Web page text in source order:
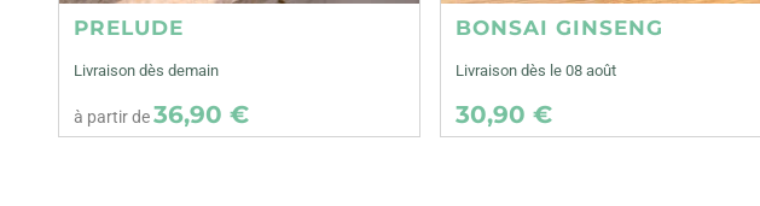
PRELUDE
Livraison dès demain
à partir de36,90 €
BONSAI GINSENG
Livraison dès le 08 août
30,90 €